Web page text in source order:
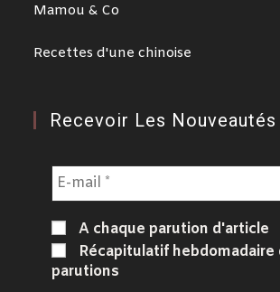
Mamou & Co
Recettes d'une chinoise
Recevoir Les Nouveautés
A chaque parution d'article
Récapitulatif hebdomadaire
parutions